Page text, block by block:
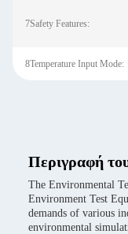
7Safety Features:
8Temperature Input Mode:
Περιγραφή
The Environmental
Environment Test
demands of various
environmental